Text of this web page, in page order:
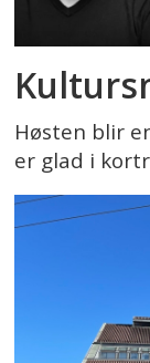
Høsten blir
er glad i